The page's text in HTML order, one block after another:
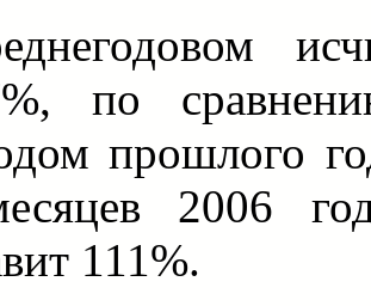
по
прошлого
2006
111%.